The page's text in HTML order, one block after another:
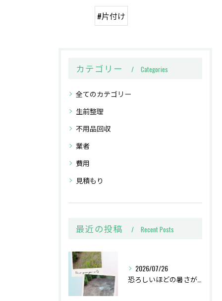
#片付け
カテゴリー Categories
全てのカテゴリー
生前整理
不用品回収
業者
費用
見積もり
最近の投稿 Recent Posts
2026/07/26
恐ろしいほどの暑さがやってきたこの日！